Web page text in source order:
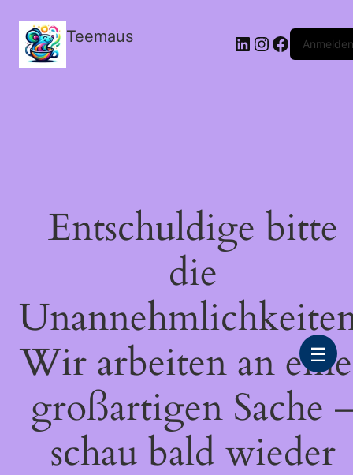
Teemaus LinkedIn
Instagram
FacebookAnmelden
Entschuldige bitte
die
Wir arbeiten an
großartigen Sache
schau bald wieder
☰